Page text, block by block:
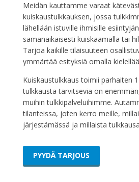
Meidän kauttamme varaat
kuiskaustulkkauksen, jossa
lähellään istuville ihmisille
samanaikaisesti kuiskaamalla tai
Tarjoa kaikille tilaisuuteen
ymmärtää esityksiä omalla
Kuiskaustulkkaus toimii parhaiten
tulkkausta tarvitsevia on
muihin tulkkipalveluihimme.
tilanteissa, joten kerro meille,
järjestämässä ja millaista
PYYDÄ TARJOUS